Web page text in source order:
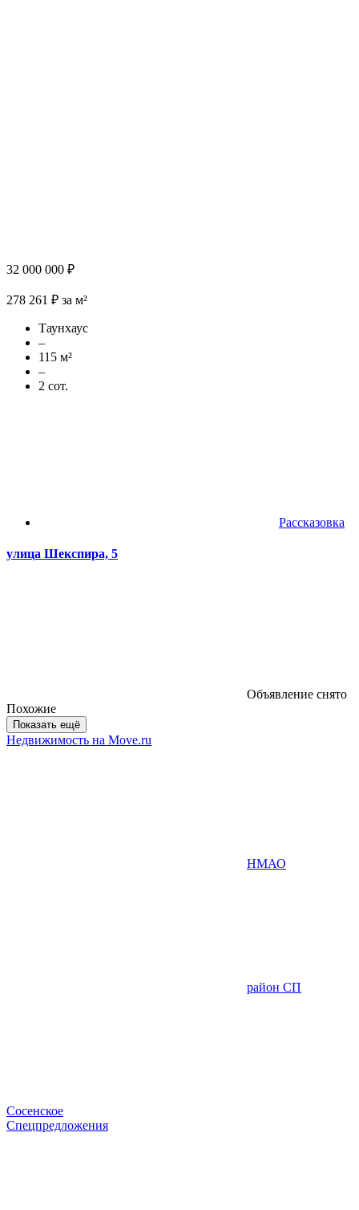
32 000 000 ₽
278 261 ₽ за м²
Таунхаус
–
115 м²
–
2 сот.
Рассказовка
улица Шекспира, 5
Объявление снято
Похожие
Показать ещё
Недвижимость на Move.ru
НМАО
район СП
Сосенское
Спецпредложения